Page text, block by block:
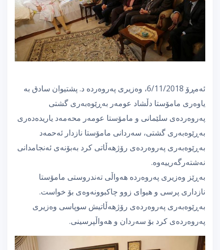
ئەمڕۆ 6/11/2018، وەزیری پەروەردە د. پشتیوان سادق بە
یاوەری مامۆستا دڵشاد عومەر بەڕێوەبەری گشتی
پەروەردەی سلێمانی و مامۆستا عومەر محەمەد یاریدەدەری
بەڕێوەبەری گشتی، سەردانی مامۆستا نازدار ئەحمەد
بەڕێوەبەری پەروەردەی رۆژهەڵاتی كرد بەبۆنەی ئەنجامدانی
نەشتەرگەرییەوە.
بەڕێز وەزیری پەروەردە هەواڵی تەندروستی مامۆستا
نازداری پرسی و هیوای زوو چاكبوونەوەی بۆ خواست.
بەڕێوەبەری پەروەردەی رۆژهەڵاتیش سوپاسی وەزیری
پەروەردەی كرد بۆ سەردان و هەواڵپرسینی.